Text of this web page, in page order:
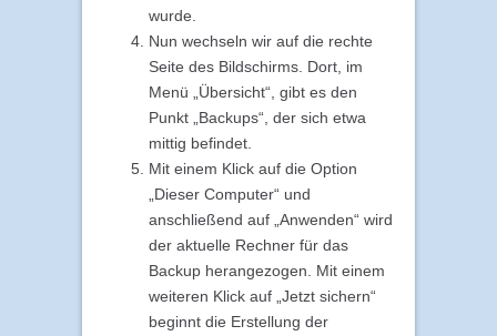
wurde.
Nun wechseln wir auf die rechte
Seite des Bildschirms. Dort, im
Menü „Übersicht“, gibt es den
Punkt „Backups“, der sich etwa
mittig befindet.
Mit einem Klick auf die Option
„Dieser Computer“ und
anschließend auf „Anwenden“ wird
der aktuelle Rechner für das
Backup herangezogen. Mit einem
weiteren Klick auf „Jetzt sichern“
beginnt die Erstellung der